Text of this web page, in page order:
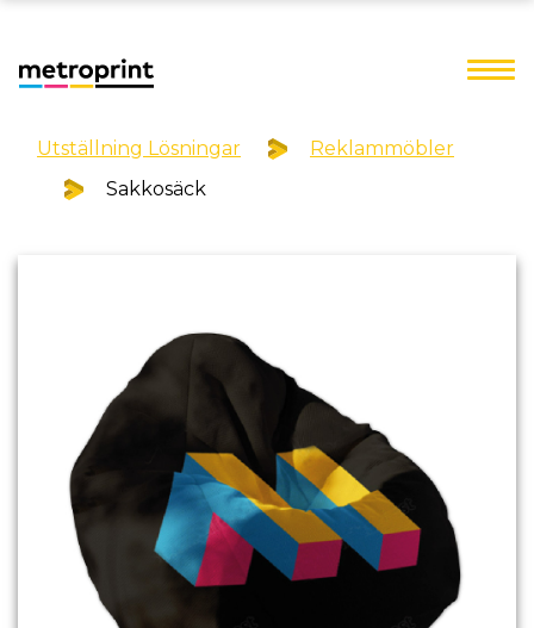
Utställning Lösningar
Reklammöbler
Sakkosäck